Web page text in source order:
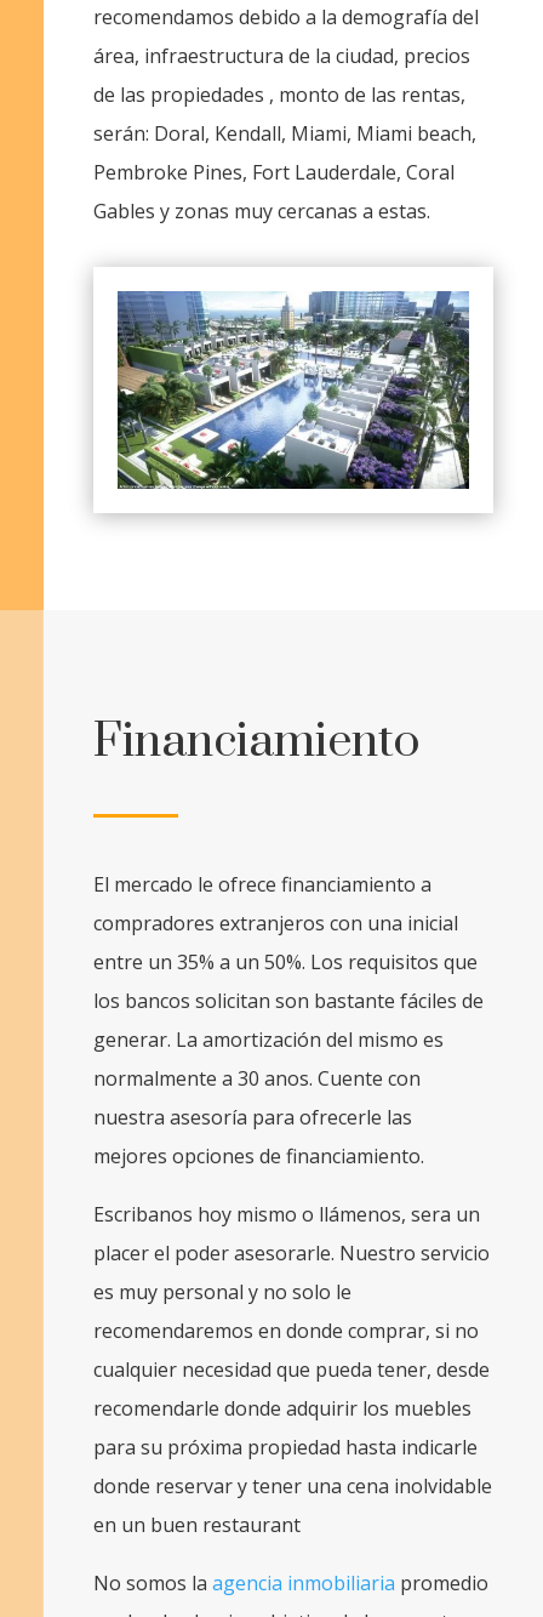
recomendamos debido a la demografía del
área, infraestructura de la ciudad, precios
de las propiedades , monto de las rentas,
serán: Doral, Kendall, Miami, Miami beach,
Pembroke Pines, Fort Lauderdale, Coral
Gables y zonas muy cercanas a estas.
Financiamiento
El mercado le ofrece financiamiento a
compradores extranjeros con una inicial
entre un 35% a un 50%. Los requisitos que
los bancos solicitan son bastante fáciles de
generar. La amortización del mismo es
normalmente a 30 anos. Cuente con
nuestra asesoría para ofrecerle las
mejores opciones de financiamiento.
Escribanos hoy mismo o llámenos, sera un
placer el poder asesorarle. Nuestro servicio
es muy personal y no solo le
recomendaremos en donde comprar, si no
cualquier necesidad que pueda tener, desde
recomendarle donde adquirir los muebles
para su próxima propiedad hasta indicarle
donde reservar y tener una cena inolvidable
en un buen restaurant
No somos laagencia inmobiliaria promedio